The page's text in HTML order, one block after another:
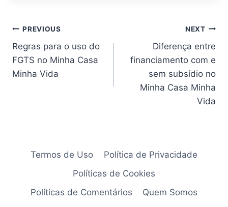
Navegação
de
artigos
PREVIOUS
Regras para o uso do
FGTS no Minha Casa
Minha Vida
NEXT
Diferença entre
financiamento com e
sem subsídio no
Minha Casa Minha
Vida
Termos de Uso
Política de Privacidade
Políticas de Cookies
Políticas de Comentários
Quem Somos